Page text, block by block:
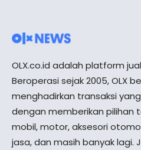
OLX.co.id adalah platform
Beroperasi sejak 2005, OLX
menghadirkan transaksi
dengan memberikan pilihan
mobil, motor, aksesori
jasa, dan masih banyak lagi.